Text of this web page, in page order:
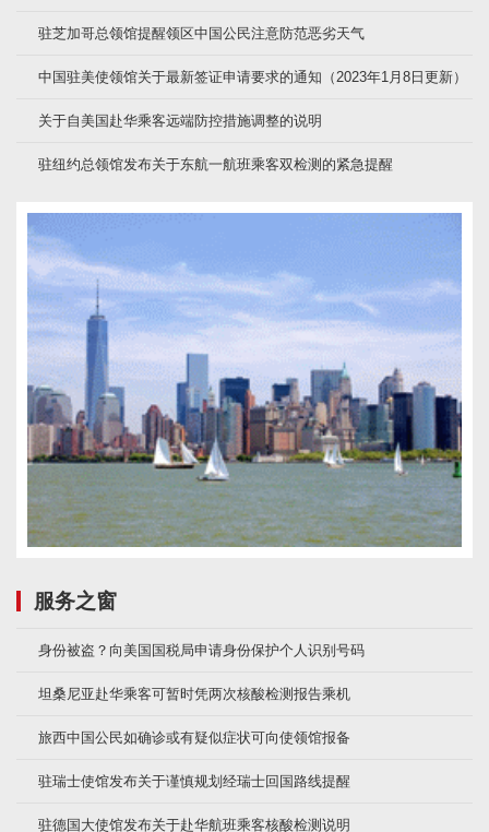
驻芝加哥总领馆提醒领区中国公民注意防范恶劣天气
中国驻美使领馆关于最新签证申请要求的通知（2023年1月8日更新）
关于自美国赴华乘客远端防控措施调整的说明
驻纽约总领馆发布关于东航一航班乘客双检测的紧急提醒
服务之窗
身份被盗？向美国国税局申请身份保护个人识别号码
坦桑尼亚赴华乘客可暂时凭两次核酸检测报告乘机
旅西中国公民如确诊或有疑似症状可向使领馆报备
驻瑞士使馆发布关于谨慎规划经瑞士回国路线提醒
驻德国大使馆发布关于赴华航班乘客核酸检测说明